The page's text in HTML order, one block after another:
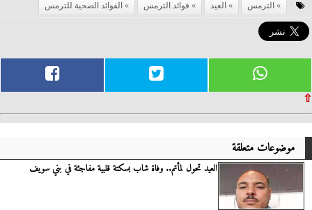
الترمس العيد فوائد الترمس الفوائد الصحية للترمس
⇧
موضوعات متعلقة
العيد تحول لمأتم.. وفاة شاب بسكتة قلبية مفاجئة في بني سويف